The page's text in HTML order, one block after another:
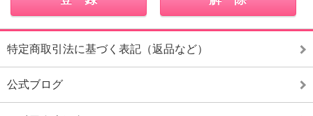
特定商取引法に基づく表記（返品など）
公式ブログ